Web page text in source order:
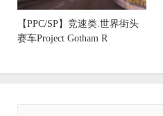
【PPC/SP】竞速类.世界街头
赛车Project Gotham R